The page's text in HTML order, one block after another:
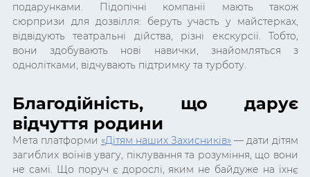
подарунками. Підопічні компанії мають також
сюрпризи для дозвілля: беруть участь у майстерках,
відвідують театральні дійства, різні екскурсії. Тобто,
вони здобувають нові навички, знайомляться з
однолітками, відчувають підтримку та турботу.
Благодійність, що дарує
відчуття родини
Мета платформи «Дітям наших Захисників» — дати дітям
загиблих воїнів увагу, піклування та розуміння, що вони
не самі. Що поруч є дорослі, яким не байдуже на їхнє